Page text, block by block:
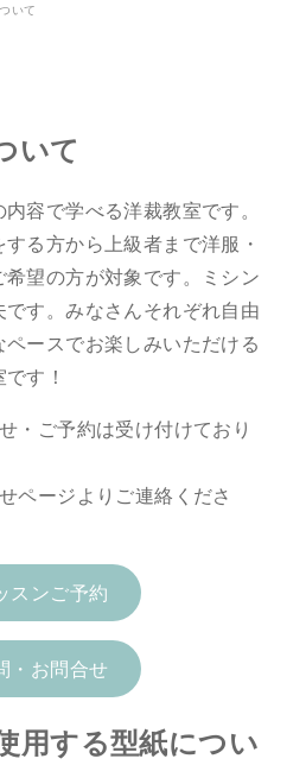
いて
いて
容で学べる洋裁教室です。
る方から上級者まで洋服・
望の方が対象です。ミシン
す。みなさんそれぞれ自由
ースでお楽しみいただける
す！
・ご予約は受け付けており
ページよりご連絡くださ
スンご予約
・お問合せ
用する型紙につい